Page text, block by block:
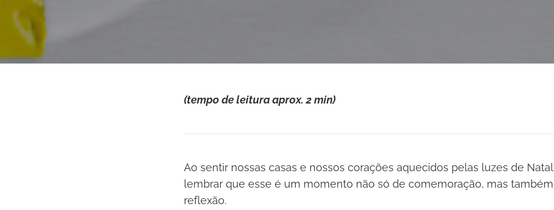
(tempo de leitura aprox. 2 min)
Ao sentir nossas casas e nossos corações aquecidos pelas luzes de
lembrar que esse é um momento não só de comemoração, mas
reflexão.